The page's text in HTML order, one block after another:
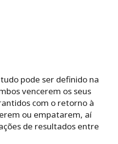
pode ser definido na
vencerem os seus
com o retorno à
ou empatarem, aí
de resultados entre